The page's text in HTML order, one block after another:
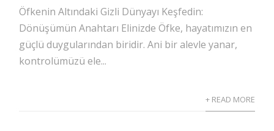
Öfkenin Altındaki Gizli Dünyayı Keşfedin:
Dönüşümün Anahtarı Elinizde Öfke, hayatımızın en
güçlü duygularından biridir. Ani bir alevle yanar,
kontrolümüzü ele...
+ READ MORE